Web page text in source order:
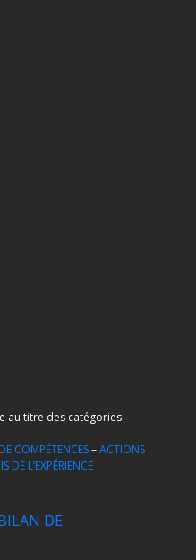
au titre des catégories
COMPÉTENCES–ACTIONS
DE L’EXPÉRIENCE
DE